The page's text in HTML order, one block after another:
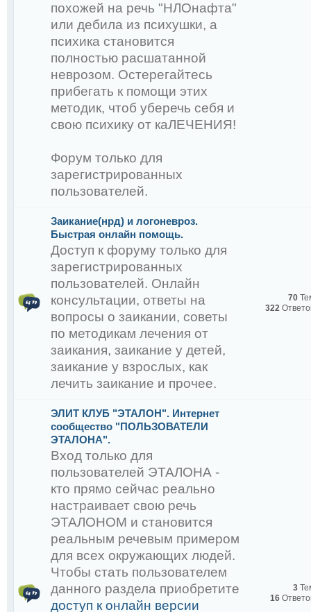
Снежко Р.А.
сможете найти на
www.9647200000.ru
Снежко Р.А.
:
: www.9647200000.com
похожей на речь "НЛОнафта"
или дебила из психушки, а
психика становится
полностью расшатанной
неврозом. Остерегайтесь
прибегать к помощи этих
методик, чтоб уберечь себя и
свою психику от каЛЕЧЕНИЯ!
Форум только для
зарегистрированных
пользователей.
Заикание(нрд) и логоневроз.
Быстрая онлайн помощь.
Доступ к форуму только для
зарегистрированных
пользователей. Онлайн
консультации, ответы на
вопросы о заикании, советы
по методикам лечения от
заикания, заикание у детей,
заикание у взрослых, как
лечить заикание и прочее.
70
322
ЭЛИТ КЛУБ "ЭТАЛОН". Интернет
сообщество "ПОЛЬЗОВАТЕЛИ
ЭТАЛОНА".
Вход только для
пользователей ЭТАЛОНА -
кто прямо сейчас реально
настраивает свою речь
ЭТАЛОНОМ и становится
реальным речевым примером
для всех окружающих людей.
Чтобы стать пользователем
данного раздела приобретите
доступ к онлайн версии
3
16